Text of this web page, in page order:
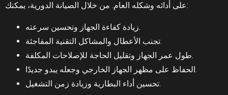
على أدائه وشكله العام. من خلال الصيانة الدورية، يمكنك:
زيادة كفاءة الجهاز وتحسين سرعته.
تجنب الأعطال والمشاكل التقنية المفاجئة.
طول عمر الجهاز وتقليل الحاجة للإصلاحات المكلفة.
الحفاظ على مظهر الجهاز الخارجي وجعله يبدو جديدًا.
تحسين أداء البطارية وزيادة زمن التشغيل.